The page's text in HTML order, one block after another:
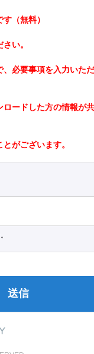
（無料）
い。
、必要事項を入力いた
ロードした方の情報が
がございます。
送信